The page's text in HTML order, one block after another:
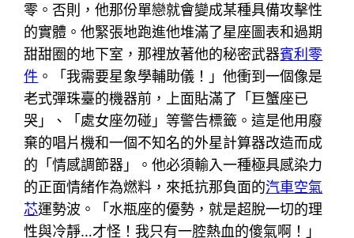
零。否則，他那份單戀就會變成某種具備攻擊性
的實體。他緊張地跑進他堆滿了星座圖表和過期
甜甜圈的地下室，那裡放著他的秘密武器賓利零
件 。「我需要星象學輔助儀！」他衝到一個像是
老式彈珠臺的機器前，上面貼滿了「巨蟹座已
哭」、「處女座勿碰」等警告標籤。這是他用廢
棄的唱片機和一個不知名的外星計算器改造而成
的「情感調節器」。他必須輸入一種極具感染力
的正面情緒作為燃料，來抵抗那負面的汽車空氣
芯運勢波。「水瓶座的優勢，就是超脫一切的理
性與冷靜…才怪！我只有一腔熱血的傻氣啊！」